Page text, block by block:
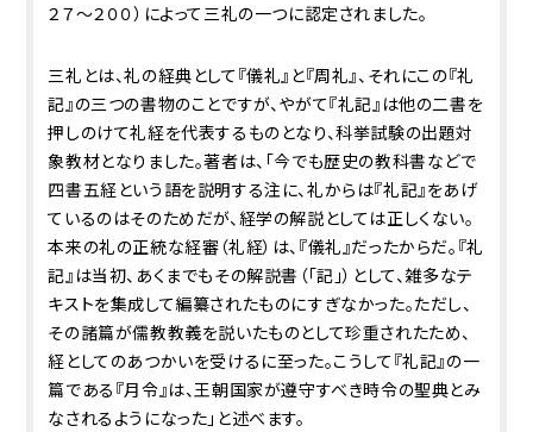
２７～２００）によって三礼の一つに認定されました。
三礼とは、礼の経典として『儀礼』と『周礼』、それにこの『礼
記』の三つの書物のことですが、やがて『礼記』は他の二書を
押しのけて礼経を代表するものとなり、科挙試験の出題対
象教材となりました。著者は、「今でも歴史の教科書などで
四書五経という語を説明する注に、礼からは『礼記』をあげ
ているのはそのためだが、経学の解説としては正しくない。
本来の礼の正統な経審（礼経）は、『儀礼』だったからだ。『礼
記』は当初、あくまでもその解説書（「記」）として、雑多なテ
キストを集成して編纂されたものにすぎなかった。ただし、
その諸篇が儒教教義を説いたものとして珍重されたため、
経としてのあつかいを受けるに至った。こうして『礼記』の一
篇である『月令』は、王朝国家が遵守すべき時令の聖典とみ
なされるようになった」と述べます。